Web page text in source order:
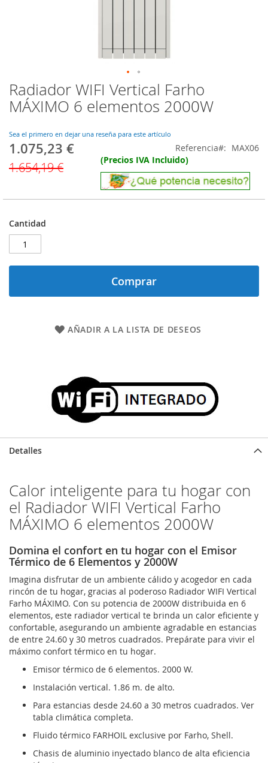
Radiador WIFI Vertical Farho
MÁXIMO 6 elementos 2000W
Sea el primero en dejar una reseña para este artículo
Precio
1.075,23 €
1.654,19 €
Referencia
MAX06
(Precios IVA Incluido)
Cantidad
Comprar
AÑADIR A LA LISTA DE DESEOS
Saltar
al
comienzo
la
galería
imágenes
Detalles
Calor inteligente para tu hogar con
el Radiador WIFI Vertical Farho
MÁXIMO 6 elementos 2000W
Domina el confort en tu hogar con el Emisor
Térmico de 6 Elementos y 2000W
Imagina disfrutar de un ambiente cálido y acogedor en cada
rincón de tu hogar, gracias al poderoso Radiador WIFI Vertical
Farho MÁXIMO. Con su potencia de 2000W distribuida en 6
elementos, este radiador vertical te brinda un calor eficiente y
confortable, asegurando un ambiente agradable en estancias
de entre 24.60 y 30 metros cuadrados. Prepárate para vivir el
máximo confort térmico en tu hogar.
Emisor térmico de 6 elementos. 2000 W.
Instalación vertical. 1.86 m. de alto.
Para estancias desde 24.60 a 30 metros cuadrados. Ver
tabla climática completa.
Fluido térmico FARHOIL exclusive por Farho, Shell.
Chasis de aluminio inyectado blanco de alta eficiencia